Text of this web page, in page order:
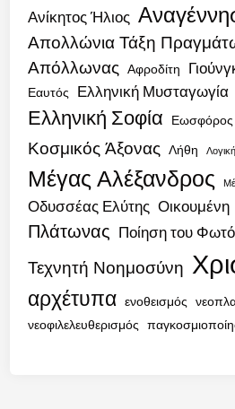
Ανίκητος Ήλιος
Απολλώνια Τάξη
Απόλλωνας Αφροδίτη
Εαυτός Ελληνική Μυσταγωγία
Ελληνική Σοφία Εωσφόρος
Κοσμικός Άξονας Λήθη Λογική
Μέγας Αλέξανδρος
Οδυσσέας Ελύτης Οικουμένη
Πλάτωνας Ποίηση του
Τεχνητή Νοημοσύνη
αρχέτυπα ενοθεισμός
νεοφιλελευθερισμός